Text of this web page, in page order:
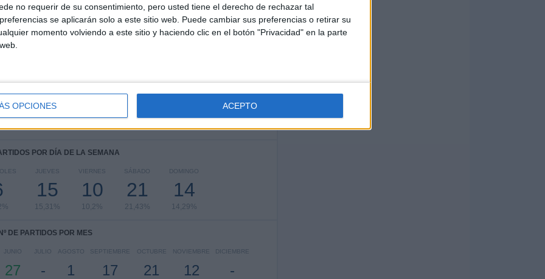
no requerir de su consentimiento, pero usted tiene el derecho de rechazar tal
se aplicarán solo a este sitio web. Puede cambiar sus preferencias o retirar su
momento volviendo a este sitio y haciendo clic en el botón "Privacidad" en la parte
OPCIONES ACEPTO
RANKING POR COMPETICIONES
Ver ranking completo
POR DÍA DE LA SEMANA
JUEVES
15
15,31%
VIERNES
10
10,2%
SÁBADO
21
21,43%
DOMINGO
14
14,29%
Nº DE PARTIDOS POR MES
JUNIO
27
JULIO
-
AGOSTO
1
SEPTIEMBRE
17
OCTUBRE
21
NOVIEMBRE
12
DICIEMBRE
-